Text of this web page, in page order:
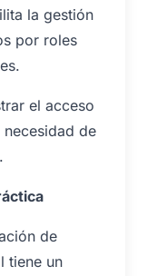
la gestión
por roles
el acceso
de
de
tiene un